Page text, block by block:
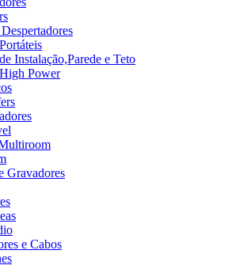
Instalação,Parede e Teto
Power
Gravadores
e Cabos